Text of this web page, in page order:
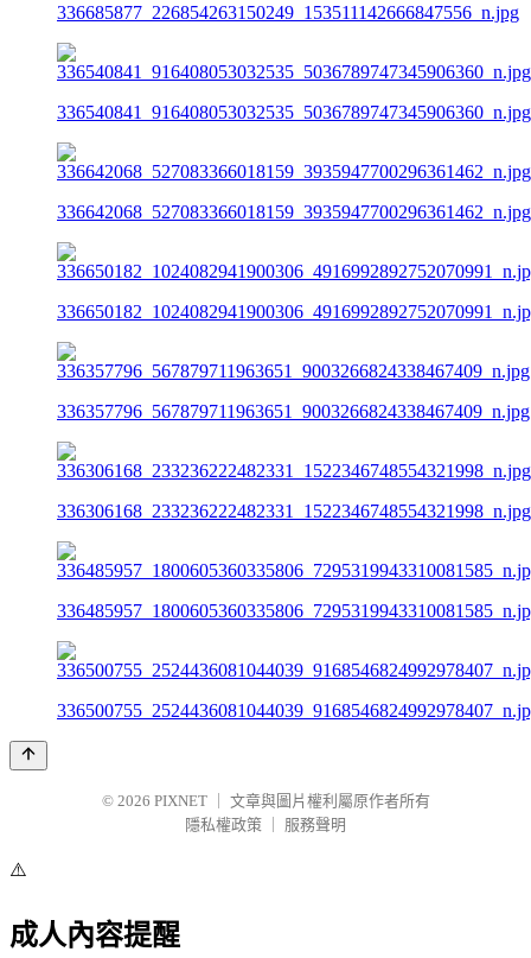
336685877_226854263150249_153511142666847556_n.jpg
336540841_916408053032535_5036789747345906360_n.jpg
336642068_527083366018159_3935947700296361462_n.jpg
336357796_567879711963651_9003266824338467409_n.jpg
336306168_233236222482331_1522346748554321998_n.jpg
© 2026 PIXNET
文章與圖片權利屬原作者所有
隱私權政策
服務聲明
⚠️
成人內容提醒